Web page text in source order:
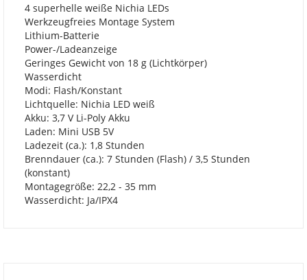
4 superhelle weiße Nichia LEDs
Werkzeugfreies Montage System
Lithium-Batterie
Power-/Ladeanzeige
Geringes Gewicht von 18 g (Lichtkörper)
Wasserdicht
Modi: Flash/Konstant
Lichtquelle: Nichia LED weiß
Akku: 3,7 V Li-Poly Akku
Laden: Mini USB 5V
Ladezeit (ca.): 1,8 Stunden
Brenndauer (ca.): 7 Stunden (Flash) / 3,5 Stunden
(konstant)
Montagegröße: 22,2 - 35 mm
Wasserdicht: Ja/IPX4